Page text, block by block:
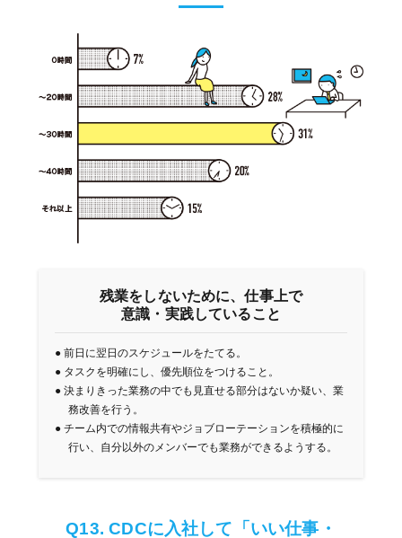
残業をしないために、仕事上で
意識・実践していること
●前日に翌日のスケジュールをたてる。
● タスクを明確にし、優先順位をつけること。
●決まりきった業務の中でも見直せる部分はないか疑い、業
務改善を行う。
●チーム内での情報共有やジョブローテーションを積極的に
行い、自分以外のメンバーでも業務ができるようする。
Q13. CDCに入社して「いい仕事・